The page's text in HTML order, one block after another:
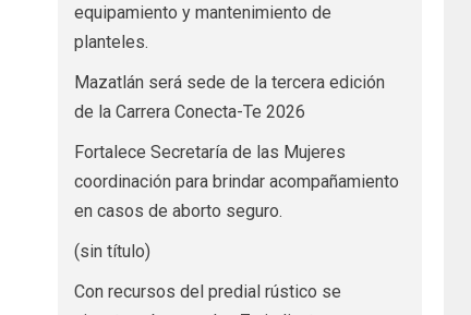
equipamiento y mantenimiento de
planteles.
Mazatlán será sede de la tercera edición
de la Carrera Conecta-Te 2026
Fortalece Secretaría de las Mujeres
coordinación para brindar acompañamiento
en casos de aborto seguro.
(sin título)
Con recursos del predial rústico se